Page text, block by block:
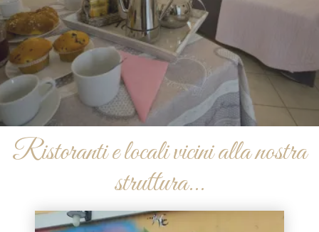
Ristoranti e locali vicini alla nostra
struttura...